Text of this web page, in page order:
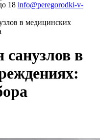
18 info@peregorodki-v-
в медицинских
санузлов в